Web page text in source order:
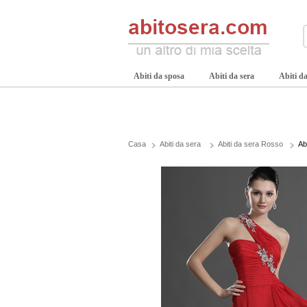
Abiti da sposa Abiti da sera Abiti
Casa Abiti da sera Abiti da sera Rosso